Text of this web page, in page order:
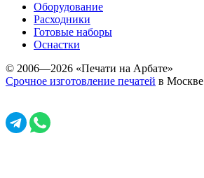
Оборудование
Расходники
Готовые наборы
Оснастки
© 2006—2026 «Печати на Арбате»
Срочное изготовление печатей в Москве